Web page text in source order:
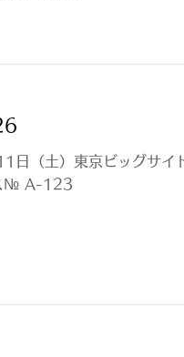
日（土）東京ビッグサ
№ A-123